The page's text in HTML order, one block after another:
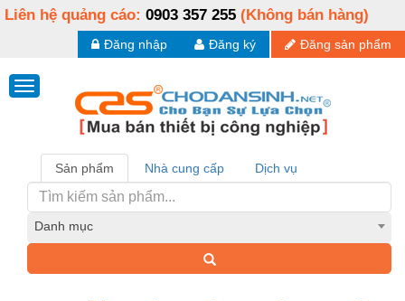
Liên hệ quảng cáo: 0903 357 255 (Không bán hàng)
Đăng sản phẩm
Đăng ký
Đăng nhập
Sản phẩm Nhà cung cấp Dịch vụ
Danh mục